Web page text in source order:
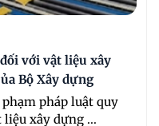
với vật liệu xây
Bộ Xây dựng
pháp luật quy
xây dựng ...